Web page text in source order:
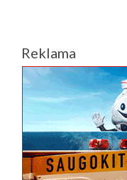
Reklama